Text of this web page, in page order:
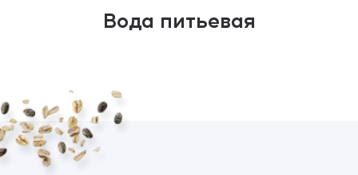
Вода питьевая